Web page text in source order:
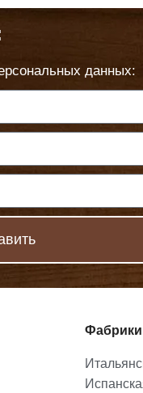
данных:
Фабрики